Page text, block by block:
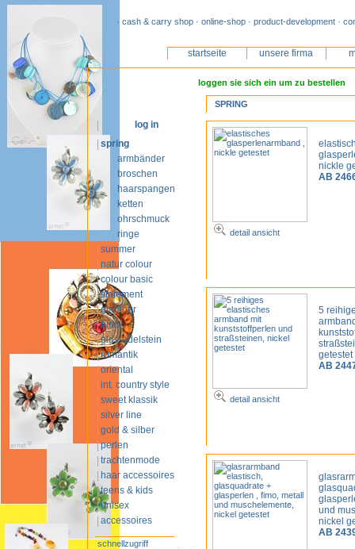
· cash & carry shop · online-shop · product-development ·
startseite unsere firma
log in
spring
armbänder
broschen
haarspangen
ketten
ohrschmuck
ringe
summer
natur colour
colour basic
statement
glamour
black
glas-edelstein
romantik
oriental
int. country style
sweet klassik
silver line
gold & silber
perlen
trachtenmode
haar accessoires
teens & kids
unisex
accessoires
schnellzugriff
loggen sie sich ein um zu bestellen
SPRING
detail ansicht
nickle
AB
detail ansicht
5
getestet
AB
und
nickel
AB